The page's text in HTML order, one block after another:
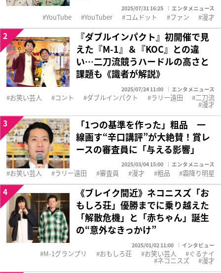
2025/07/31 16:25 エンタメニュース
YouTube YouTuber コムドット ファン 漫才
『ダブルインパクト』初開催で見
えた『M-1』＆『KOC』との違
い…二刀流競うハードルの高さと
課題も《識者が解説》
2025/07/24 11:00 エンタメニュース
2
お笑い芸人 コント ダブルインパクト ラリー遠田 二刀流
漫才
「1つの基準を作った」粗品 一
線画す“辛口講評”が大絶賛！賞レ
ースの審査員に「与える影響」
2025/03/04 15:00 エンタメニュース
3
お笑い芸人 ラリー遠田 審査員 漫才 粗品 霜降り明星
《ブレイク間近》ネコニスズ「お
もしろ荘」優勝までに乗り越えた
「解散危機」と「赤ちゃん」誕生
の“意外なきっかけ”
2025/01/02 11:00 インタビュー
4
M-1グランプリ おもしろ荘 お笑い芸人 ぐるナイ
ネコニスズ 漫才